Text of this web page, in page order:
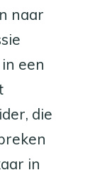
naar
een
die
in